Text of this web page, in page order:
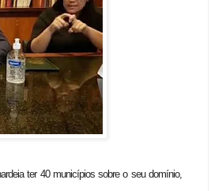
ter 40 municípios sobre o seu domínio,